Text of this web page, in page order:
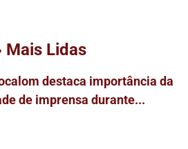
Mais Lidas
destaca importância da
de imprensa durante...